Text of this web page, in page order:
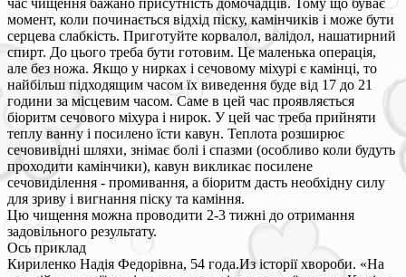
момент, коли починається відхід піску, камінчиків і може бути
серцева слабкість. Приготуйте корвалол, валідол, нашатирний
спирт. До цього треба бути готовим. Це маленька операція,
але без ножа. Якщо у нирках і сечовому міхурі є камінці, то
найбільш підходящим часом їх виведення буде від 17 до 21
години за місцевим часом. Саме в цей час проявляється
біоритм сечового міхура і нирок. У цей час треба прийняти
теплу ванну і посилено їсти кавун. Теплота розширює
сечовивідні шляхи, знімає болі і спазми (особливо коли будуть
проходити камінчики), кавун викликає посилене
сечовиділення - промивання, а біоритм дасть необхідну силу
для зриву і вигнання піску та каміння.
Цю чищення можна проводити 2-3 тижні до отримання
задовільного результату.
Ось приклад
Кириленко Надія Федорівна, 54 года.Из історії хвороби. «На